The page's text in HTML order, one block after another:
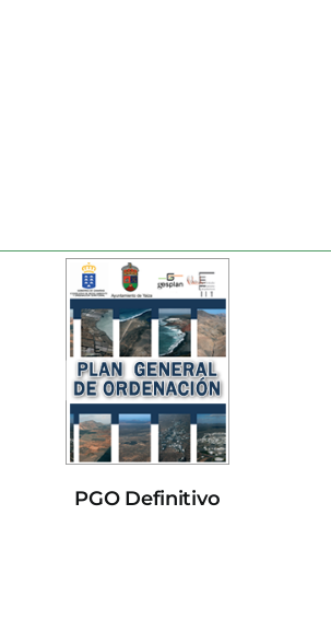
PGO Definitivo